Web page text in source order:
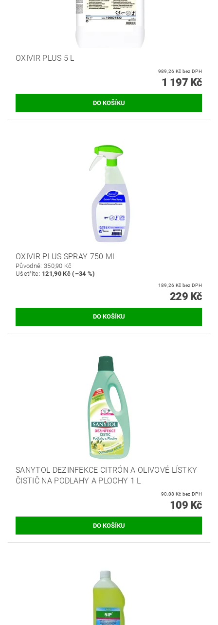
OXIVIR PLUS 5 L
989,26 Kč bez DPH
1 197 Kč
OXIVIR PLUS SPRAY 750 ML
Původně: 350,90 Kč
Ušetříte: 121,90 Kč (–34 %)
189,26 Kč bez DPH
229 Kč
SANYTOL DEZINFEKCE CITRÓN A OLIVOVÉ LÍSTKY
ČISTIČ NA PODLAHY A PLOCHY 1 L
90,08 Kč bez DPH
109 Kč